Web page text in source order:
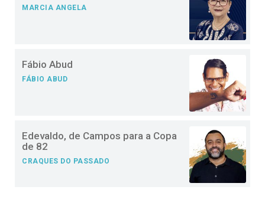
MARCIA ANGELA
Fábio Abud
FÁBIO ABUD
Edevaldo, de Campos para a Copa
de 82
CRAQUES DO PASSADO